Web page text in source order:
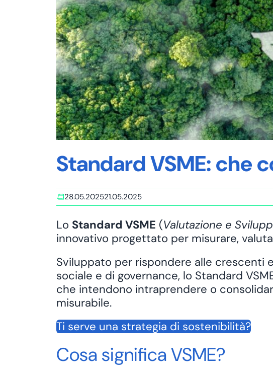
Standard VSME: che
28.05.202521.05.2025
Lo Standard VSME (Valutazione e
innovativo progettato per misurare,
Sviluppato per rispondere alle crescenti
sociale e di governance, lo Standard
che intendono intraprendere o
misurabile.
Ti serve una strategia di sostenibilità?
Cosa significa VSME?